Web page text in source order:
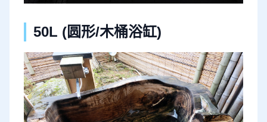
50L (圆形/木桶浴缸)